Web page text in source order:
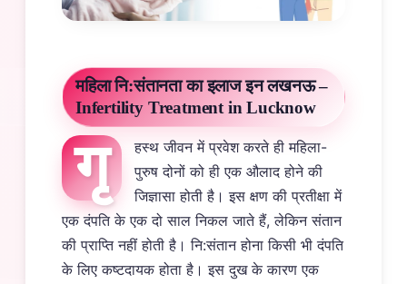
महिला नि:संतानता का इलाज इन लखनऊ –
Infertility Treatment in Lucknow
गृ
हस्थ जीवन में प्रवेश करते ही महिला-
पुरुष दोनों को ही एक औलाद होने की
जिज्ञासा होती है। इस क्षण की प्रतीक्षा में
एक दंपति के एक दो साल निकल जाते हैं, लेकिन संतान
की प्राप्ति नहीं होती है। नि:संतान होना किसी भी दंपति
के लिए कष्टदायक होता है। इस दुख के कारण एक